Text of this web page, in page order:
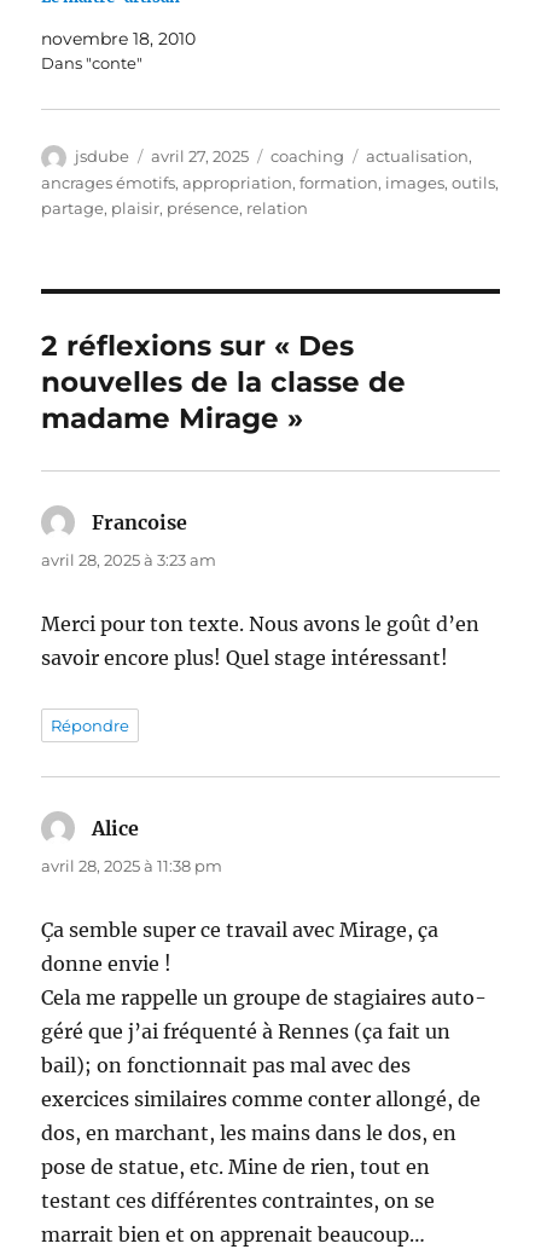
novembre 18, 2010
Dans "conte"
Auteur
jsdube
Publié
le
avril 27, 2025 Catégories
coaching Étiquettes
actualisation,
ancrages émotifs,appropriation,formation, images,outils,
partage, plaisir, présence, relation
2 réflexions sur « Des
nouvelles de la classe de
madame Mirage »
Francoise
avril 28, 2025 à 3:23 am
Merci pour ton texte. Nous avons le goût d’en
savoir encore plus! Quel stage intéressant!
Répondre
Alice
avril 28, 2025 à 11:38 pm
Ça semble super ce travail avec Mirage, ça
donne envie !
Cela me rappelle un groupe de stagiaires auto-
géré que j’ai fréquenté à Rennes (ça fait un
bail); on fonctionnait pas mal avec des
exercices similaires comme conter allongé, de
dos, en marchant, les mains dans le dos, en
pose de statue, etc. Mine de rien, tout en
testant ces différentes contraintes, on se
marrait bien et on apprenait beaucoup…